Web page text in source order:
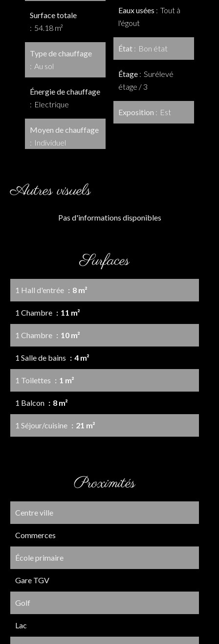
Surface totale
54.18 m²
Type de chauffage
Au sol
Énergie de chauffage
Electrique
Moyen de chauffage
Individuel
Eaux usées
Tout à
l'égout
État Bon état
Étage
Surélevé
étage / 3
Exposition Est
Autres visuels
Pas d'informations disponibles
Surfaces
1 Hall d'entrée 8 m²
1 Chambre 11 m²
1 Chambre 10 m²
1 Salle de bains 4 m²
1 Toilettes 1 m²
1 Balcon 8 m²
1 Séjour/cuisine 21 m²
Proximités
Centre ville
Commerces
École primaire
Gare TGV
Golf
Lac